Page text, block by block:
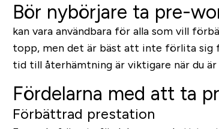
Bör nybörjare ta pre-
kan vara användbara för alla som vill
topp, men det är bäst att inte förlita sig
tid till återhämtning är viktigare när du är
Fördelarna med att ta
Förbättrad prestation